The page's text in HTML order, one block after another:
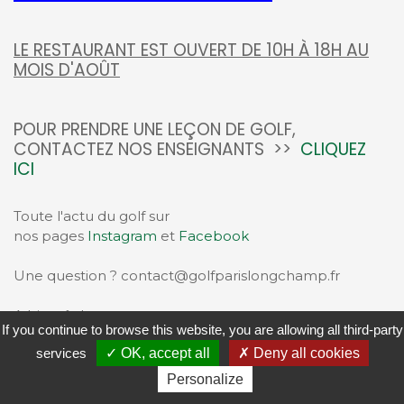
LE RESTAURANT EST OUVERT DE 10H À 18H AU
MOIS D'AOÛT
POUR PRENDRE UNE LEÇON DE GOLF,
CONTACTEZ NOS ENSEIGNANTS >> CLIQUEZ
ICI
Toute l'actu du golf sur
nos pages Instagram et Facebook
Une question ? contact@golfparislongchamp.fr
A bientôt !
If you continue to browse this website, you are allowing all third-party
services
OK, accept all
Deny all cookies
Personalize